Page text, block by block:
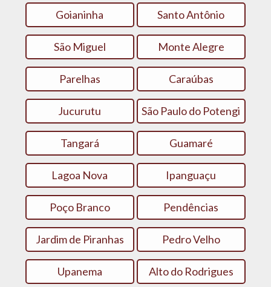
Goianinha Santo Antônio
São Miguel Monte Alegre
Parelhas Caraúbas
Jucurutu São Paulo do Potengi
Tangará Guamaré
Lagoa Nova Ipanguaçu
Poço Branco Pendências
Jardim de Piranhas Pedro Velho
Upanema Alto do Rodrigues